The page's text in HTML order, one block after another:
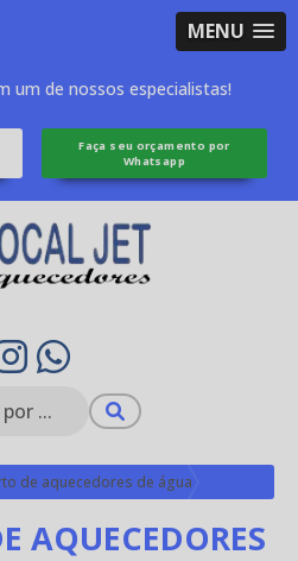
MENU
um de nossos especialistas!
Faça seu orçamento por
Whatsapp
de aquecedores de água
AQUECEDORES